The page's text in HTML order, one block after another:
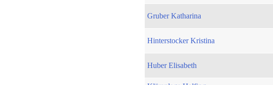
Gruber Katharina
Hinterstocker Kristina
Huber Elisabeth